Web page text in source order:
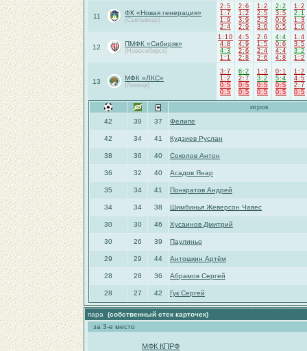
11 ФК «Новая генерация»
(Сыктывкар)
2:5
1:7
1:9
2:4
2:6
1:2
3:9
2:9
1:2
2:5
2:3
3:6
2:2
3:5
0:6
0:5
1:2
2:1
1:3
1:6
12 ПМФК «Сибиряк»
(Новосибирск)
1:10
4:8
4:3
1:1
4:5
4:9
2:6
2:8
2:6
1:5
2:4
2:6
4:4
0:6
4:4
4:8
1:4
3:5
3:2
1:2
13 МФК «ЛКС»
(Липецк)
3:7
1:2
0:5
0:5
6:2
2:7
0:5
0:5
1:3
3:2
0:5
0:5
0:1
5:4
0:5
0:5
1:2
4:5
2:7
0:5
игрок
42
39 37 Фелипе
42 34 41 Кудзиев Руслан
38 36 40 Соколов Антон
36 32 40 Асадов Янар
35 34 41 Понкратов Андрей
34 34 38 Шимбинья Жеверсон Чавес
30 30 46 Хусаинов Дмитрий
30 26 39 Паулиньо
29 29 44 Антошкин Артём
28 28 36 Абрамов Сергей
28 27 42 Гук Сергей
пара (собственный стек карточек)
за 3-е место
МФК КПРФ